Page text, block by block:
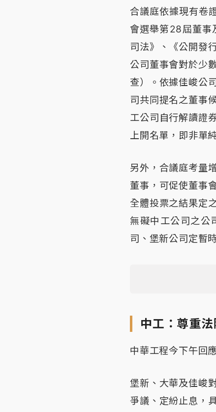
合議庭依據現有卷
會選舉第28屆董事
司法》、《公開發
公司董事會對於少
查）。依據佳峻公
司共同提名之董事
工公司自行解讀證
上開名單，即非單
另外，合議庭考量
董事，可促使董事
全體投票之結果定
無礙中工公司之公
司、堡新公司定暫
中工：尊重
中華工程今下午回
堡新、大華及佳峻
爭議、定紛止息，